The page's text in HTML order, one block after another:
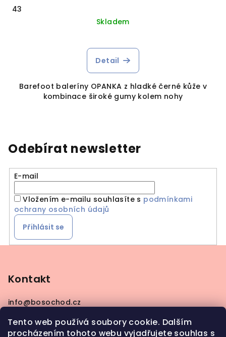
Tento web používá soubory cookie. Dalším
procházením tohoto webu vyjadřujete souhlas s
43
Skladem
Detail
Barefoot baleríny OPANKA z hladké černé kůže v
kombinace široké gumy kolem nohy
Odebírat newsletter
E-mail
Vložením e-mailu souhlasíte s podmínkami
ochrany osobních údajů
Přihlásit se
t
Kontakt
info@bosochod.cz